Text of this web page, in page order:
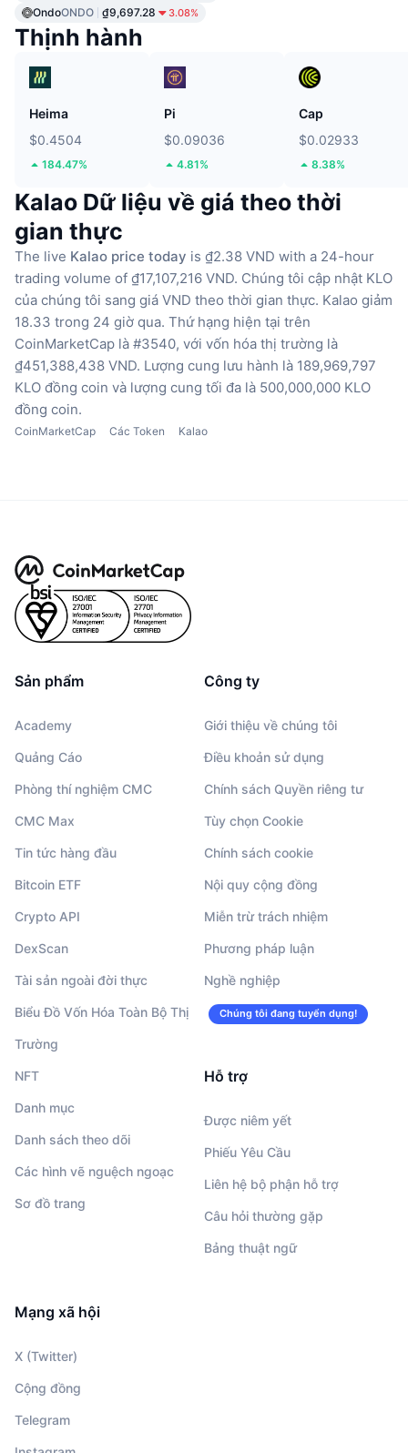
OndoONDO ₫9,697.28 3.08%
Thịnh hành
Heima
$0.4504
184.47%
Pi
$0.09036
4.81%
Cap
$0.02933
8.38%
Kalao Dữ liệu về giá theo thời
gian thực
The live Kalao price today is ₫2.38 VND with a 24-hour
trading volume of ₫17,107,216 VND. Chúng tôi cập nhật KLO
của chúng tôi sang giá VND theo thời gian thực. Kalao giảm
18.33 trong 24 giờ qua. Thứ hạng hiện tại trên
CoinMarketCap là #3540, với vốn hóa thị trường là
₫451,388,438 VND. Lượng cung lưu hành là 189,969,797
KLO đồng coin và lượng cung tối đa là 500,000,000 KLO
đồng coin.
CoinMarketCap Các Token Kalao
Sản phẩm
Academy
Quảng Cáo
Phòng thí nghiệm CMC
CMC Max
Tin tức hàng đầu
Bitcoin ETF
Crypto API
DexScan
Tài sản ngoài đời thực
Biểu Đồ Vốn Hóa Toàn Bộ Thị
Trường
NFT
Danh mục
Danh sách theo dõi
Các hình vẽ nguệch ngoạc
Sơ đồ trang
Công ty
Giới thiệu về chúng tôi
Điều khoản sử dụng
Chính sách Quyền riêng tư
Tùy chọn Cookie
Chính sách cookie
Nội quy cộng đồng
Miễn trừ trách nhiệm
Phương pháp luận
Nghề nghiệp
Chúng tôi đang tuyển dụng!
Hỗ trợ
Được niêm yết
Phiếu Yêu Cầu
Liên hệ bộ phận hỗ trợ
Câu hỏi thường gặp
Bảng thuật ngữ
Mạng xã hội
X (Twitter)
Cộng đồng
Telegram